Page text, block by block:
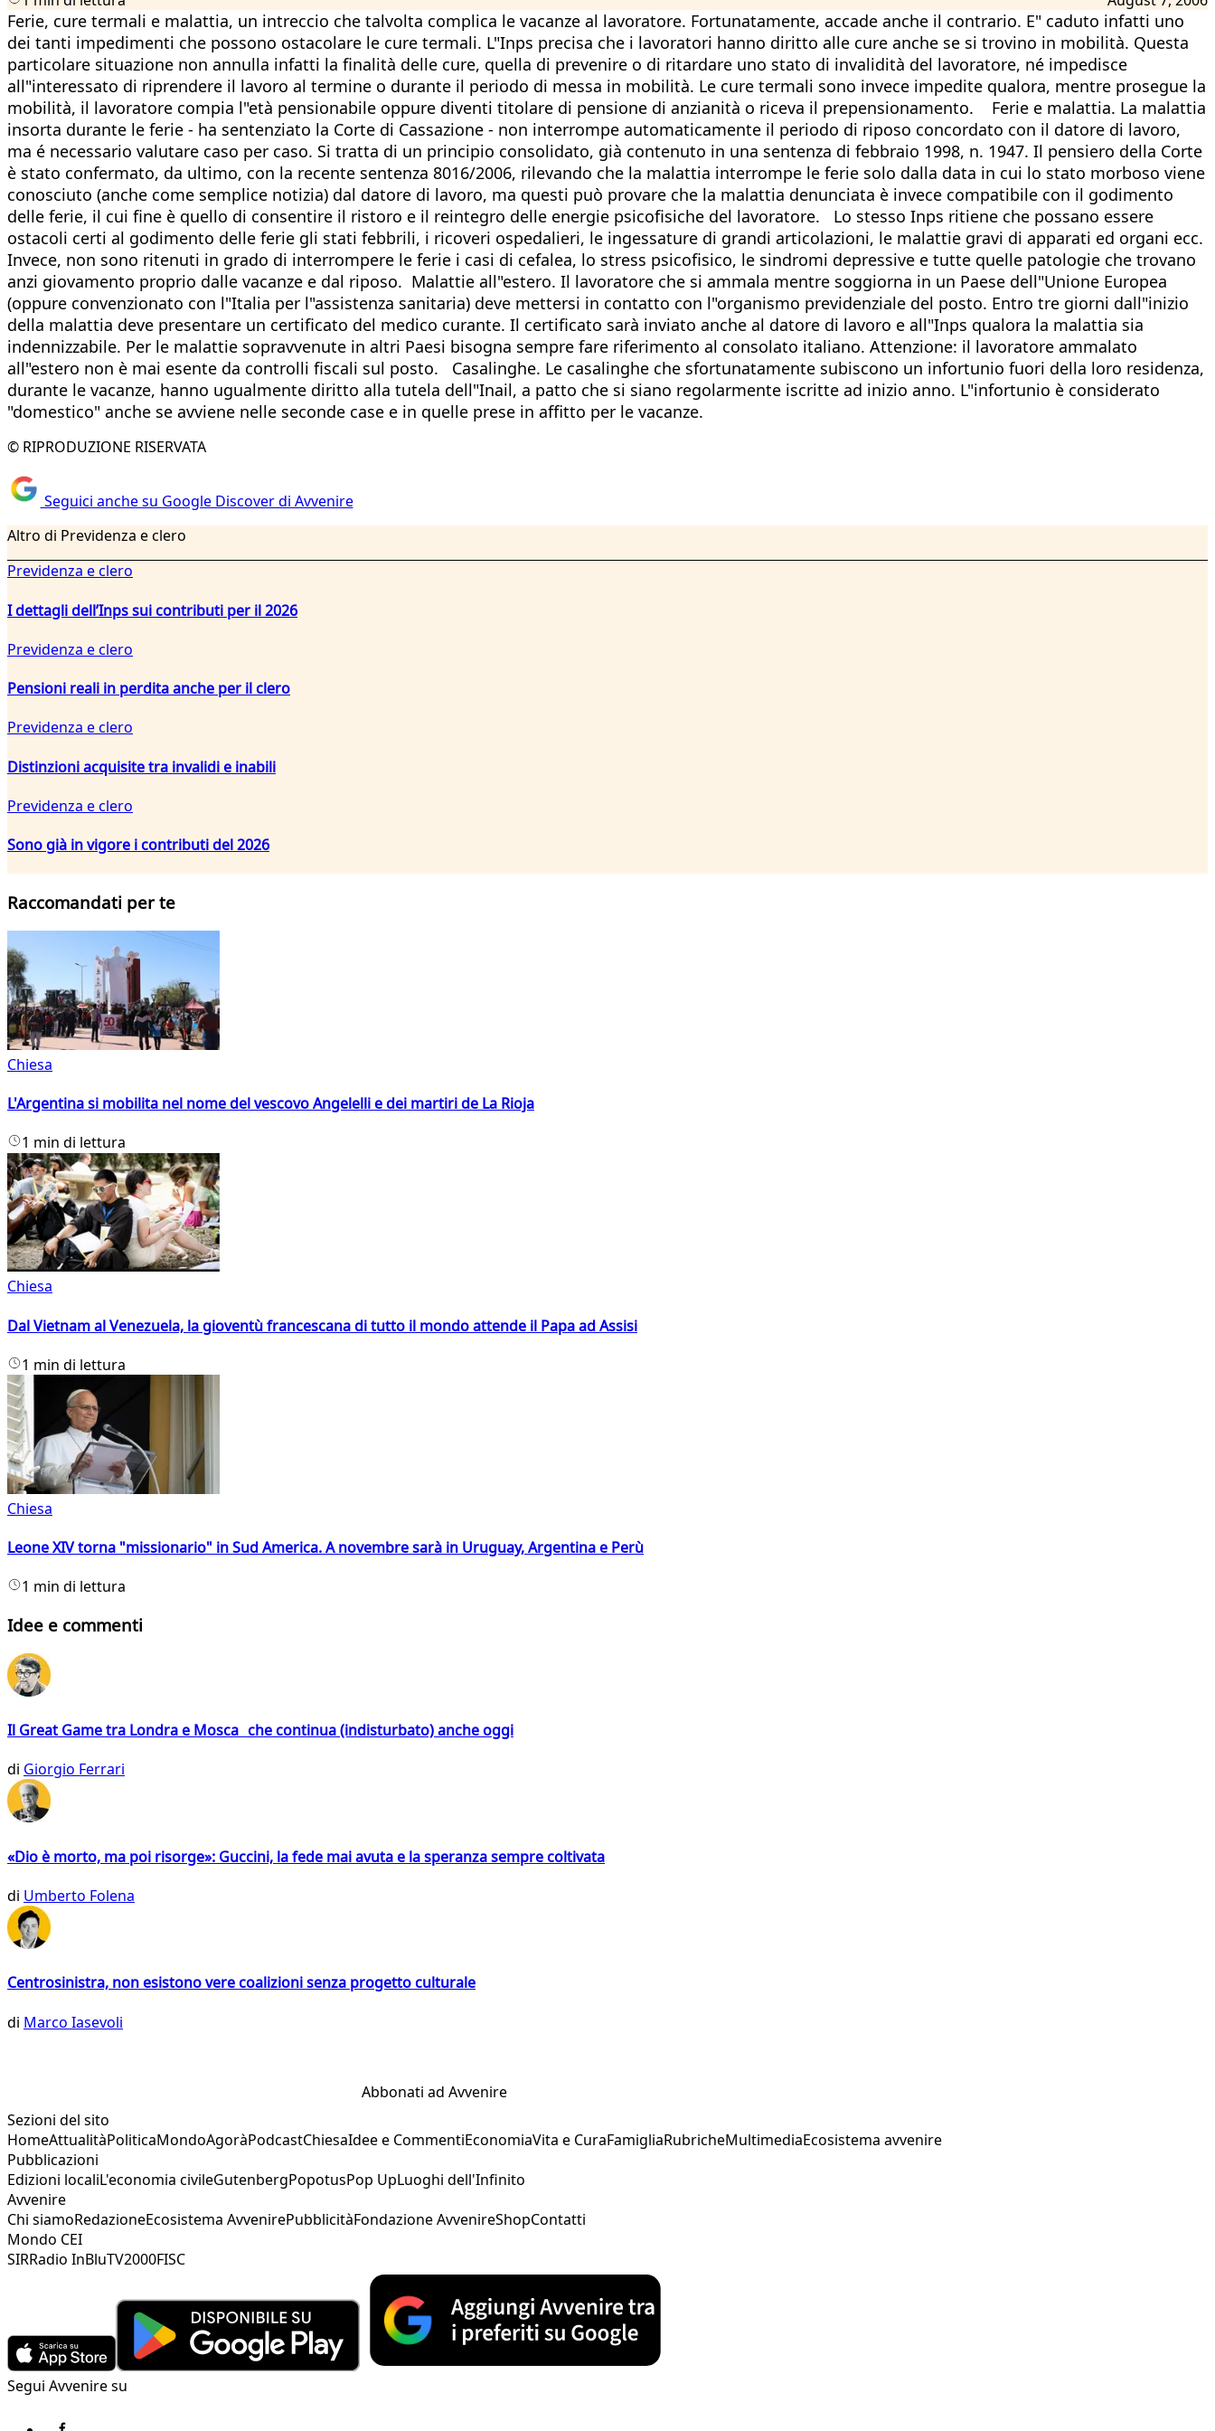
Ferie, cure termali e malattia, un intreccio che talvolta complica le vacanze al lavoratore. Fortunatamente, accade anche il contrario. E" caduto infatti uno
dei tanti impedimenti che possono ostacolare le cure termali. L"Inps precisa che i lavoratori hanno diritto alle cure anche se si trovino in mobilità. Questa
particolare situazione non annulla infatti la finalità delle cure, quella di prevenire o di ritardare uno stato di invalidità del lavoratore, né impedisce
all"interessato di riprendere il lavoro al termine o durante il periodo di messa in mobilità. Le cure termali sono invece impedite qualora, mentre prosegue la
mobilità, il lavoratore compia l"età pensionabile oppure diventi titolare di pensione di anzianità o riceva il prepensionamento. Ferie e malattia. La malattia
insorta durante le ferie - ha sentenziato la Corte di Cassazione - non interrompe automaticamente il periodo di riposo concordato con il datore di lavoro,
ma é necessario valutare caso per caso. Si tratta di un principio consolidato, già contenuto in una sentenza di febbraio 1998, n. 1947. Il pensiero della Corte
è stato confermato, da ultimo, con la recente sentenza 8016/2006, rilevando che la malattia interrompe le ferie solo dalla data in cui lo stato morboso viene
conosciuto (anche come semplice notizia) dal datore di lavoro, ma questi può provare che la malattia denunciata è invece compatibile con il godimento
delle ferie, il cui fine è quello di consentire il ristoro e il reintegro delle energie psicofisiche del lavoratore. Lo stesso Inps ritiene che possano essere
ostacoli certi al godimento delle ferie gli stati febbrili, i ricoveri ospedalieri, le ingessature di grandi articolazioni, le malattie gravi di apparati ed organi ecc.
Invece, non sono ritenuti in grado di interrompere le ferie i casi di cefalea, lo stress psicofisico, le sindromi depressive e tutte quelle patologie che trovano
anzi giovamento proprio dalle vacanze e dal riposo. Malattie all"estero. Il lavoratore che si ammala mentre soggiorna in un Paese dell"Unione Europea
(oppure convenzionato con l"Italia per l"assistenza sanitaria) deve mettersi in contatto con l"organismo previdenziale del posto. Entro tre giorni dall"inizio
della malattia deve presentare un certificato del medico curante. Il certificato sarà inviato anche al datore di lavoro e all"Inps qualora la malattia sia
indennizzabile. Per le malattie sopravvenute in altri Paesi bisogna sempre fare riferimento al consolato italiano. Attenzione: il lavoratore ammalato
all"estero non è mai esente da controlli fiscali sul posto. Casalinghe. Le casalinghe che sfortunatamente subiscono un infortunio fuori della loro residenza,
durante le vacanze, hanno ugualmente diritto alla tutela dell"Inail, a patto che si siano regolarmente iscritte ad inizio anno. L"infortunio è considerato
"domestico" anche se avviene nelle seconde case e in quelle prese in affitto per le vacanze.
© RIPRODUZIONE RISERVATA
Seguici anche su Google Discover di Avvenire
Altro di Previdenza e clero
Previdenza e clero
I dettagli dell’Inps sui contributi per il 2026
Previdenza e clero
Pensioni reali in perdita anche per il clero
Previdenza e clero
Distinzioni acquisite tra invalidi e inabili
Previdenza e clero
Sono già in vigore i contributi del 2026
Raccomandati per te
Chiesa
L'Argentina si mobilita nel nome del vescovo Angelelli e dei martiri de La Rioja
1 min di lettura
Chiesa
Dal Vietnam al Venezuela, la gioventù francescana di tutto il mondo attende il Papa ad Assisi
1 min di lettura
Chiesa
Leone XIV torna "missionario" in Sud America. A novembre sarà in Uruguay, Argentina e Perù
1 min di lettura
Idee e commenti
Il Great Game tra Londra e Mosca che continua (indisturbato) anche oggi
di Giorgio Ferrari
«Dio è morto, ma poi risorge»: Guccini, la fede mai avuta e la speranza sempre coltivata
di Umberto Folena
Centrosinistra, non esistono vere coalizioni senza progetto culturale
di Marco Iasevoli
Abbonati ad Avvenire
Sezioni del sito
HomeAttualitàPoliticaMondoAgoràPodcastChiesaIdee e CommentiEconomiaVita e CuraFamigliaRubricheMultimediaEcosistema avvenire
Pubblicazioni
Edizioni localiL'economia civileGutenbergPopotusPop UpLuoghi dell'Infinito
Avvenire
Chi siamoRedazioneEcosistema AvvenirePubblicitàFondazione AvvenireShopContatti
Mondo CEI
SIRRadio InBluTV2000FISC
Segui Avvenire su